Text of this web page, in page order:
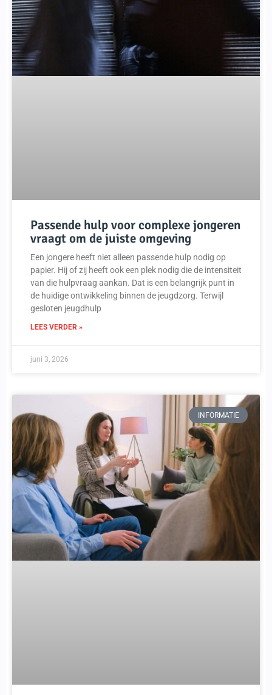
Passende hulp voor complexe jongeren
vraagt om de juiste omgeving
Een jongere heeft niet alleen passende hulp nodig op
papier. Hij of zij heeft ook een plek nodig die de intensiteit
van die hulpvraag aankan. Dat is een belangrijk punt in
de huidige ontwikkeling binnen de jeugdzorg. Terwijl
gesloten jeugdhulp
LEES VERDER »
juni 3, 2026
INFORMATIE